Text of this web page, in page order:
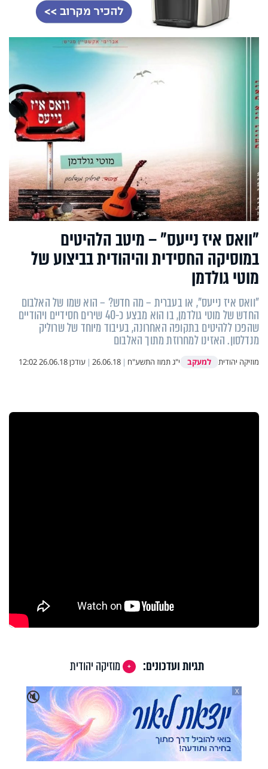
"וואס איז נייעס" – מיטב הלהיטים
במוסיקה החסידית והיהודית בביצוע של
מוטי גולדמן
"וואס איז נייעס", או בעברית – מה חדש? – הוא שמו של האלבום
החדש של מוטי גולדמן, בו הוא מבצע כ-40 שירים חסידיים ויהודיים
שהפכו ללהיטים בתקופה האחרונה, בעיבוד מיוחד של שרוליק
מנדלסון. האזינו למחרוזת מתוך האלבום
מוזיקה יהודית למעקב י"ג תמוז התשע"ח |
26.06.18
| עודכן26.06.18 12:02
תגיות ועדכונים:
מוזיקה יהודית
🔇
X